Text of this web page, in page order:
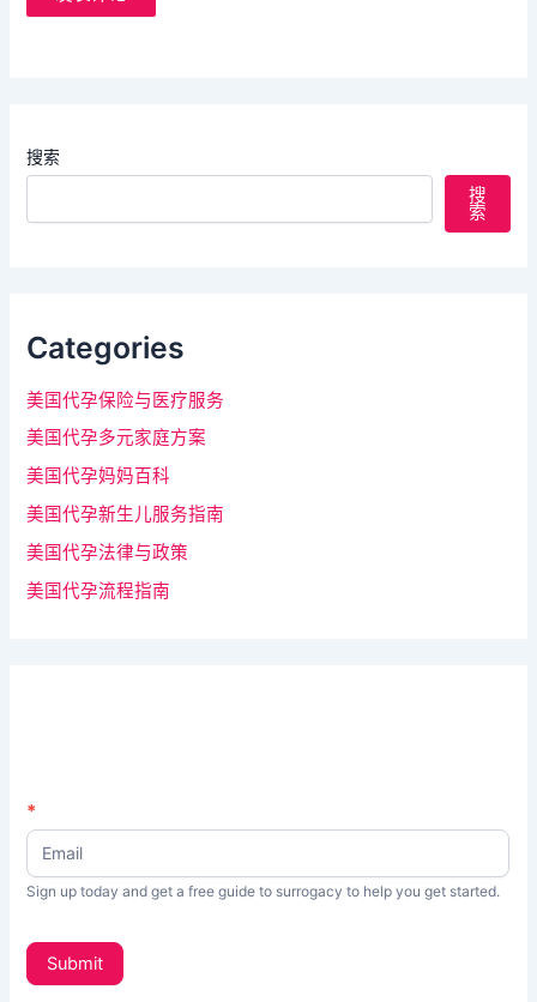
搜索
搜
索
Categories
美国代孕保险与医疗服务
美国代孕多元家庭方案
美国代孕妈妈百科
美国代孕新生儿服务指南
美国代孕法律与政策
美国代孕流程指南
N
e
s
t
t
*
Sign up today and get a free guide to surrogacy to help you get started.
Submit
如
果
你
人
类